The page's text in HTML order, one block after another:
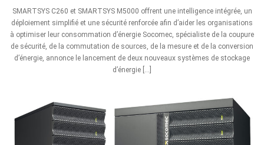
SMARTSYS C260 et SMARTSYS M5000 offrent une intelligence intégrée, un
déploiement simplifié et une sécurité renforcée afin d’aider les organisations
à optimiser leur consommation d’énergie Socomec, spécialiste de la coupure
de sécurité, de la commutation de sources, de la mesure et de la conversion
d’énergie, annonce le lancement de deux nouveaux systèmes de stockage
d’énergie […]